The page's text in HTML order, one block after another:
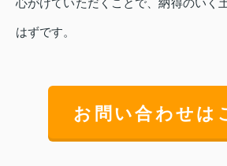
はずです。
お問い合わせは